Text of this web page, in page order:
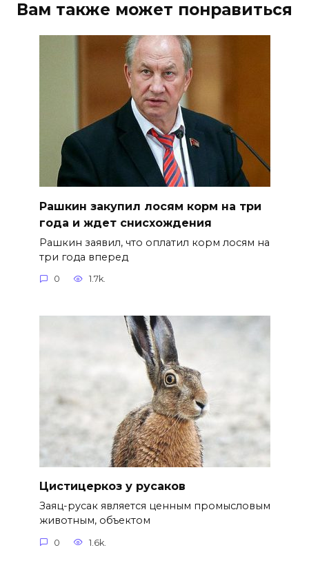
Вам также может понравиться
Рашкин закупил лосям корм на три
года и ждет снисхождения
Рашкин заявил, что оплатил корм лосям на
три года вперед
0 1.7k.
Цистицеркоз у русаков
Заяц-русак является ценным промысловым
животным, объектом
0 1.6k.